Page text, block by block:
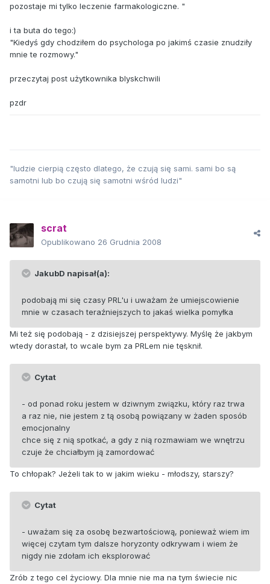
pozostaje mi tylko leczenie farmakologiczne. "
i ta buta do tego:)
"Kiedyś gdy chodziłem do psychologa po jakimś czasie znudziły
mnie te rozmowy."
przeczytaj post użytkownika blyskchwili
pzdr
"ludzie cierpią często dlatego, że czują się sami. sami bo są
samotni lub bo czują się samotni wśród ludzi"
scrat
Opublikowano 26 Grudnia 2008
JakubD napisał(a):
podobają mi się czasy PRL'u i uważam że umiejscowienie
mnie w czasach teraźniejszych to jakaś wielka pomyłka
Mi też się podobają - z dzisiejszej perspektywy. Myślę że jakbym
wtedy dorastał, to wcale bym za PRLem nie tęsknił.
Cytat
- od ponad roku jestem w dziwnym związku, który raz trwa
a raz nie, nie jestem z tą osobą powiązany w żaden sposób
emocjonalny
chce się z nią spotkać, a gdy z nią rozmawiam we wnętrzu
czuje że chciałbym ją zamordować
To chłopak? Jeżeli tak to w jakim wieku - młodszy, starszy?
Cytat
- uważam się za osobę bezwartościową, ponieważ wiem im
więcej czytam tym dalsze horyzonty odkrywam i wiem że
nigdy nie zdołam ich eksplorować
Zrób z tego cel życiowy. Dla mnie nie ma na tym świecie nic